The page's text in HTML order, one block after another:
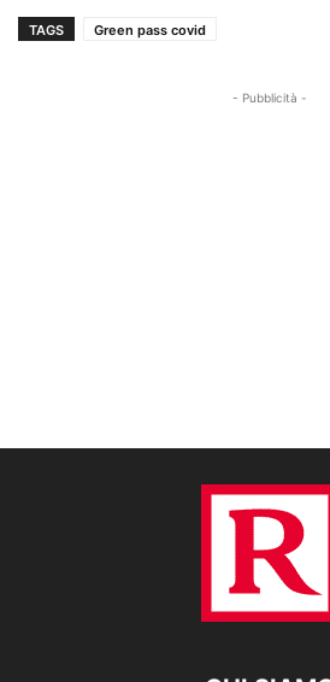
TAGS Green pass covid
- Pubblicità -